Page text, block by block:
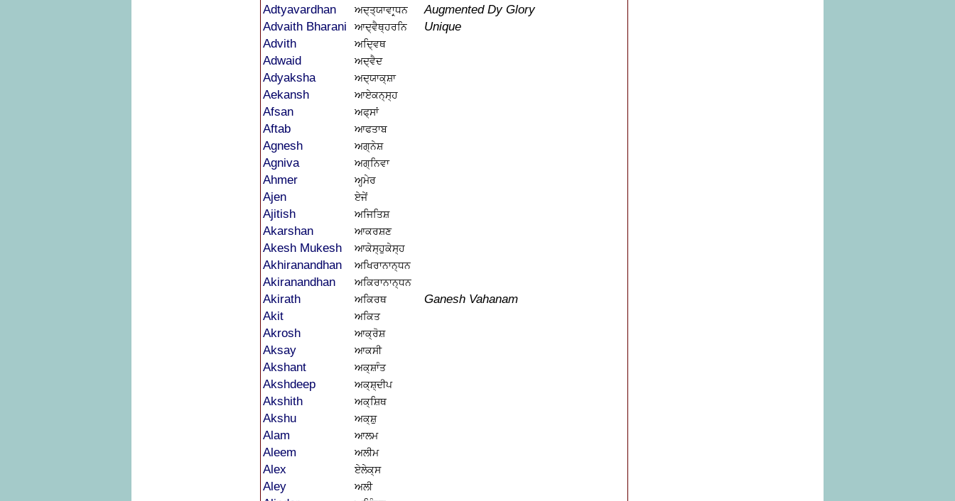
Adtyavardhan ਅਦ੍ਤ੍ਯਾਵਾਰ੍ਧਨ
Augmented Dy Glory
Advaith Bharani
ਆਦ੍ਵੈਥ੍ਹਰਨਿ
Unique
Advith
ਅਦ੍ਵਿਥ
Adwaid ਅਦ੍ਵੈਦ
Adyaksha ਅਦ੍ਯਾਕ੍ਸ਼ਾ
Aekansh ਆਏਕਨ੍ਸ੍ਹ
Afsan ਅਫ੍ਸਾਂ
Aftab ਆਫਤਾਬ
Agnesh ਅਗ੍ਨੇਸ਼
Agniva ਅਗ੍ਨਿਵਾ
Ahmer ਅਹ੍ਮੇਰ
Ajen ਏਜੇਂ
Ajitish ਅਜਿਤਿਸ਼
Akarshan ਆਕਰਸ਼ਣ
Akesh Mukesh ਆਕੇਸ੍ਹੁਕੇਸ੍ਹ
Akhiranandhan ਅਖਿਰਾਨਾਨ੍ਧਨ
Akiranandhan ਅਕਿਰਾਨਾਨ੍ਧਨ
Akirath ਅਕਿਰਥ
Ganesh Vahanam
Akit
ਅਕਿਤ
Akrosh ਆਕ੍ਰੋਸ਼
Aksay ਆਕਸੀ
Akshant ਅਕ੍ਸ਼ਾੰਤ
Akshdeep ਅਕ੍ਸ਼੍ਦੀਪ
Akshith ਅਕ੍ਸ਼ਿਥ
Akshu ਅਕ੍ਸ਼ੁ
Alam ਆਲਮ
Aleem ਅਲੀਮ
Alex ਏਲੇਕ੍ਸ
Aley ਅਲੀ